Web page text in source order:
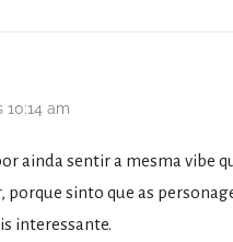
10:14 am
ainda sentir a mesma vibe
porque sinto que as
interessante.